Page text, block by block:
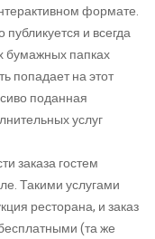
формате.
и всегда
бумажных папках
попадает на этот
поданная
услуг
заказа гостем
Такими услугами
ресторана, и заказ
(та же